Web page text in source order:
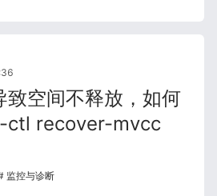
致空间不释放，如何
ctl recover-mvcc
监控与诊断